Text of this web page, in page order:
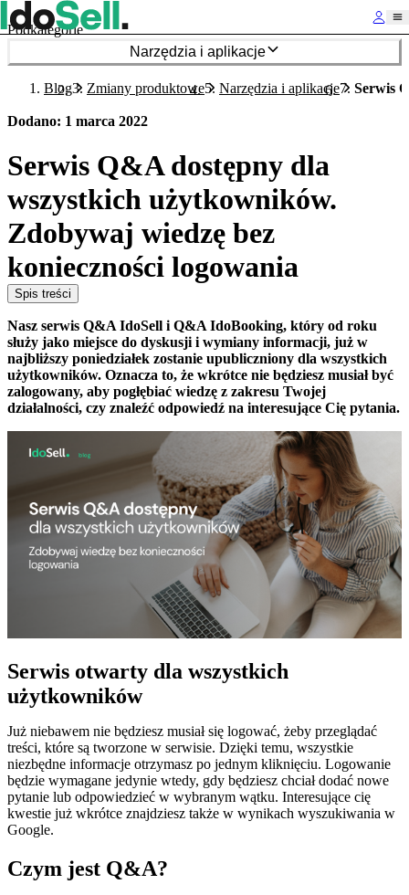
Podkategorie
Narzędzia i aplikacje
Blog Zmiany produktowe Narzędzia i aplikacje Serwis
Dodano: 1 marca 2022
Serwis Q&A dostępny dla
wszystkich użytkowników.
Zdobywaj wiedzę bez
konieczności logowania
Spis treści
Nasz serwis Q&A IdoSell i Q&A IdoBooking, który od roku
służy jako miejsce do dyskusji i wymiany informacji, już w
najbliższy poniedziałek zostanie upubliczniony dla wszystkich
użytkowników. Oznacza to, że wkrótce nie będziesz musiał być
zalogowany, aby pogłębiać wiedzę z zakresu Twojej
działalności, czy znaleźć odpowiedź na interesujące Cię pytania.
Serwis otwarty dla wszystkich
użytkowników
Już niebawem nie będziesz musiał się logować, żeby przeglądać
treści, które są tworzone w serwisie. Dzięki temu, wszystkie
niezbędne informacje otrzymasz po jednym kliknięciu. Logowanie
będzie wymagane jedynie wtedy, gdy będziesz chciał dodać nowe
pytanie lub odpowiedzieć w wybranym wątku. Interesujące cię
kwestie już wkrótce znajdziesz także w wynikach wyszukiwania w
Google.
Czym jest Q&A?